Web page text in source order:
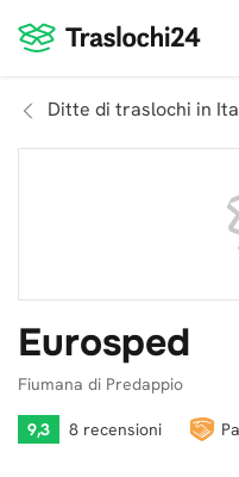
Ditte di traslochi in
Eurosped
Fiumana di Predappio
9,3 8 recensioni